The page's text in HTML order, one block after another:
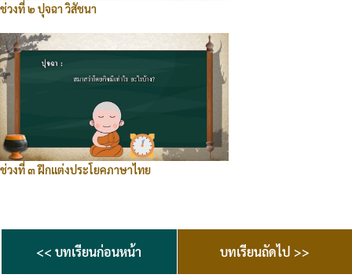
ช่วงที่ ๒ ปุจฉา วิสัชนา
ช่วงที่ ๓ ฝึกแต่งประโยคภาษาไทย
<< บทเรียนก่อนหน้า บทเรียนถัดไป >>